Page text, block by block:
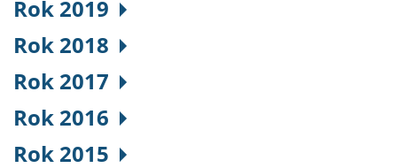
Rok 2019
Rok 2018
Rok 2017
Rok 2016
Rok 2015